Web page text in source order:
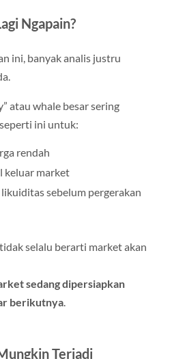
Ngapain?
ini, banyak analis justru
atau whale besar sering
ini untuk:
rendah
keluar market
sebelum pergerakan
selalu berarti market akan
sedang dipersiapkan
berikutnya.
Terjadi